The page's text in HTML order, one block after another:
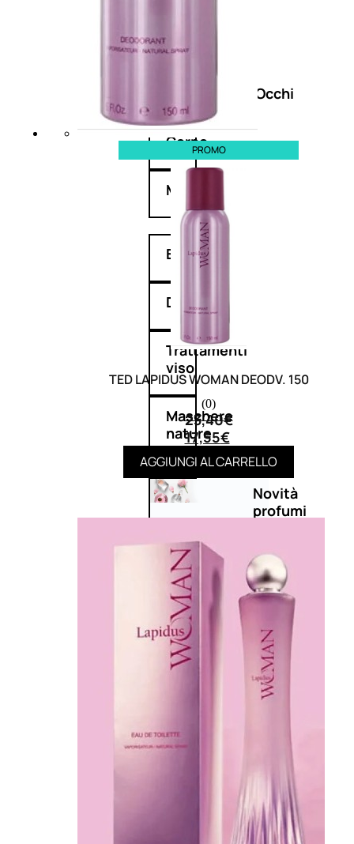
nature
Viso/Labbra/Occhi
Corpo
Mani
Bagno
Detergenza
Trattamenti
viso
Maschere
nature
Novità
profumi
PROMO
PROMO
TED LAPIDUS WOMAN DEODV. 150
(0)
23,40€
17,55€
AGGIUNGI AL CARRELLO